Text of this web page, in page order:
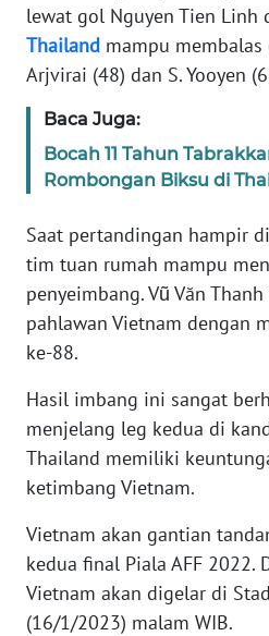
lewat gol Nguyen Tien Linh
Thailand mampu
Arjvirai (48) dan S. Yooyen
Baca Juga:
Bocah 11 Tahun
Rombongan Biksu di
Saat pertandingan hampir
tim tuan rumah mampu
penyeimbang. Vũ Văn
pahlawan Vietnam dengan
ke-88.
Hasil imbang ini sangat
menjelang leg kedua di
Thailand memiliki
ketimbang Vietnam.
Vietnam akan gantian
kedua final Piala AFF 2022.
Vietnam akan digelar di
(16/1/2023) malam WIB.
KONTAK
KAMI
INFO
IKLAN
KAMI
PEDOMAN
MEDIA
SIBER
REDAKSI
KARIR
Wahana
News
Regional